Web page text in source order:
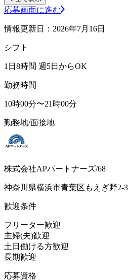
応募画面に進む
情報更新日：2026年7月16日
シフト
1日8時間 週5日からOK
勤務時間
10時00分〜21時00分
勤務地/面接地
株式会社APパートナーズ/68
神奈川県横浜市青葉区もえぎ野2-3
歓迎条件
フリーター歓迎
主婦(夫)歓迎
土日働ける方歓迎
長期歓迎
応募資格